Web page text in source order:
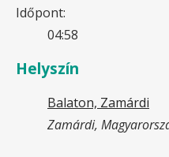
Időpont:
04:58
Helyszín
Balaton, Zamárdi
Zamárdi,